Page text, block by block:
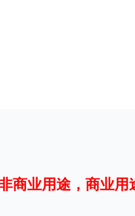
商业用途，商业